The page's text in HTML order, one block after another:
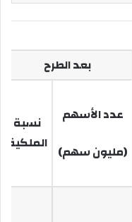
بعد الطرح
عدد الأسهم
(مليون سهم)
نسبة
الملكية